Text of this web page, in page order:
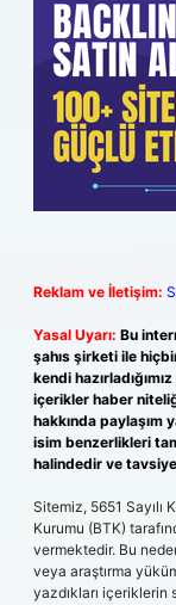
Reklam ve İletişim:
Yasal Uyarı: Bu
şahıs şirketi ile
kendi
içerikler haber
hakkında paylaşım
isim benzerlikleri
halindedir ve
Sitemiz, 5651 Sayılı
Kurumu (BTK)
vermektedir. Bu
veya araştırma
yazdıkları içeriklerin